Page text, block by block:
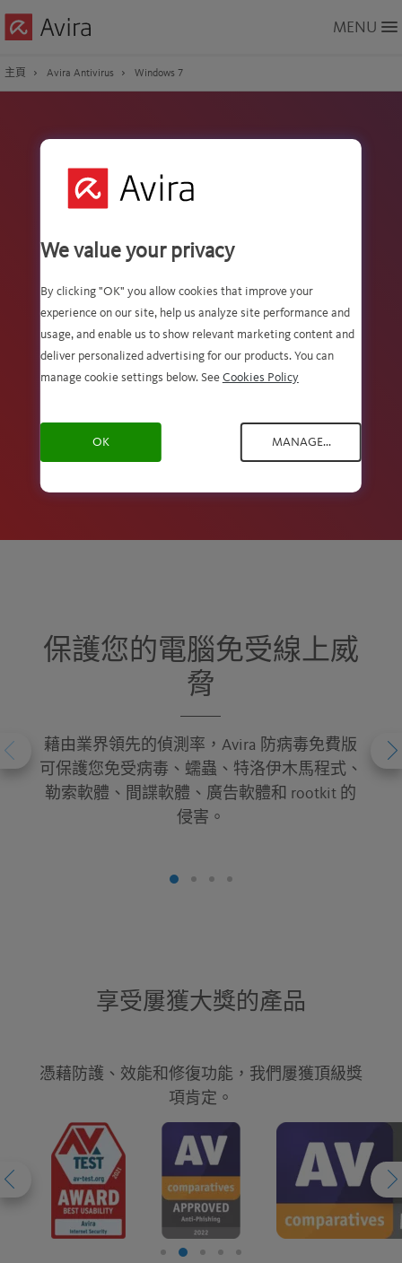
to
Content
MENU
主頁 Avira Antivirus Windows 7
下載 Windows 7 適用的
Avira 防病毒免費版
屢獲殊榮的防病毒軟體保護您
免受線上威脅。
保護您的電腦免受線上威
脅
藉由業界領先的偵測率，Avira 防病毒免費版
可保護您免受病毒、蠕蟲、特洛伊木馬程式、
勒索軟體、間諜軟體、廣告軟體和 rootkit 的
侵害。
享受屢獲大獎的產品
憑藉防護、效能和修復功能，我們屢獲頂級獎
項肯定。
We value your privacy
By clicking "OK" you allow cookies that improve your
experience on our site, help us analyze site performance and
usage, and enable us to show relevant marketing content and
deliver personalized advertising for our products. You can
manage cookie settings below. See Cookies Policy
OK MANAGE...